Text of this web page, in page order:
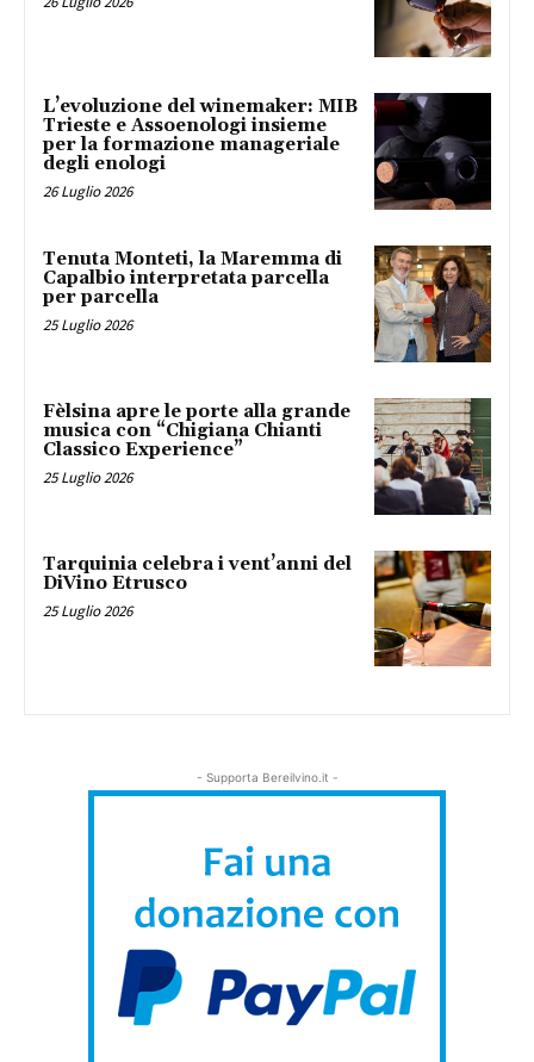
L’evoluzione del winemaker: MIB
Trieste e Assoenologi insieme
per la formazione manageriale
degli enologi
26 Luglio 2026
Tenuta Monteti, la Maremma di
Capalbio interpretata parcella
per parcella
25 Luglio 2026
Fèlsina apre le porte alla grande
musica con “Chigiana Chianti
Classico Experience”
25 Luglio 2026
Tarquinia celebra i vent’anni del
DiVino Etrusco
25 Luglio 2026
- Supporta Bereilvino.it -